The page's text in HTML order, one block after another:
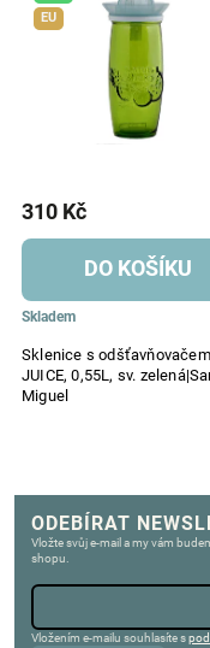
EU
Sklenice s odšťavňovačem
JUICE, 0,55L, sv.
Miguel
Skladem
310 Kč
DO KOŠÍKU
ODEBÍRAT
Vložte svůj e-mail a my vám
shopu.
Vložením e-mailu souhlasíte s